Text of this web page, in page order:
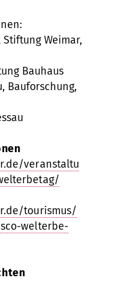
Weimar,
Bauhaus
Bauforschung,
veranstaltu
tourismus/
welterbe-